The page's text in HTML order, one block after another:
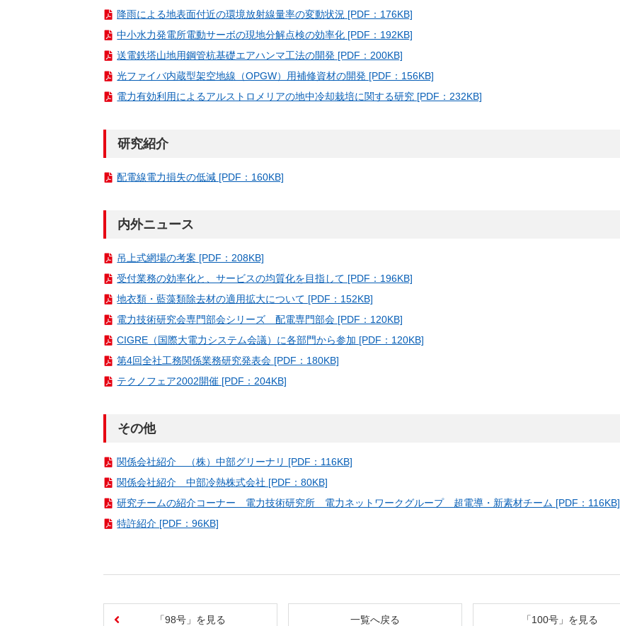
降雨による地表面付近の環境放射線量率の変動状況 [PDF：176KB]
中小水力発電所電動サーボの現地分解点検の効率化 [PDF：192KB]
送電鉄塔山地用鋼管杭基礎エアハンマ工法の開発 [PDF：200KB]
光ファイバ内蔵型架空地線（OPGW）用補修資材の開発 [PDF：156KB]
電力有効利用によるアルストロメリアの地中冷却栽培に関する研究 [PDF：232KB]
研究紹介
配電線電力損失の低減 [PDF：160KB]
内外ニュース
吊上式網場の考案 [PDF：208KB]
受付業務の効率化と、サービスの均質化を目指して [PDF：196KB]
地衣類・藍藻類除去材の適用拡大について [PDF：152KB]
電力技術研究会専門部会シリーズ 配電専門部会 [PDF：120KB]
CIGRE（国際大電力システム会議）に各部門から参加 [PDF：120KB]
第4回全社工務関係業務研究発表会 [PDF：180KB]
テクノフェア2002開催 [PDF：204KB]
その他
関係会社紹介 （株）中部グリーナリ [PDF：116KB]
関係会社紹介 中部冷熱株式会社 [PDF：80KB]
研究チームの紹介コーナー 電力技術研究所 電力ネットワークグループ 超電導・新素材チーム [PDF：116KB]
特許紹介 [PDF：96KB]
「98号」を見る 一覧へ戻る 「100号」を見る